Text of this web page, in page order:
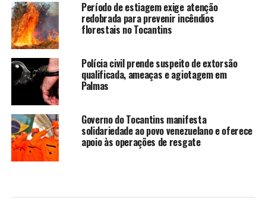
Período de estiagem exige atenção
redobrada para prevenir incêndios
florestais no Tocantins
Polícia civil prende suspeito de extorsão
qualificada, ameaças e agiotagem em
Palmas
Governo do Tocantins manifesta
solidariedade ao povo venezuelano e oferece
apoio às operações de resgate